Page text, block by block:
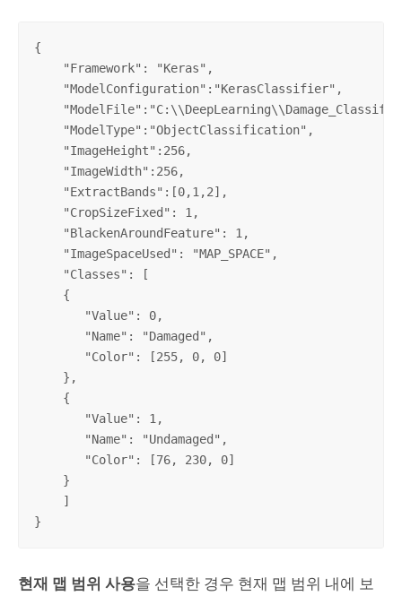
{
    "Framework": "Keras",
    "ModelConfiguration":"KerasClassifier",
    "ModelType":"ObjectClassification",
    "ImageHeight":256,
    "ImageWidth":256,
    "ExtractBands":[0,1,2],
    "CropSizeFixed": 1,
    "BlackenAroundFeature": 1,
    "ImageSpaceUsed": "MAP_SPACE",
    "Classes": [
    {
       "Value": 0,
       "Name": "Damaged",
       "Color": [255, 0, 0]
    },
    {
       "Value": 1,
       "Name": "Undamaged",
       "Color": [76, 230, 0]
    }
    ]
}
현재 맵 범위 사용을 선택한 경우 현재 맵 범위 내에 보